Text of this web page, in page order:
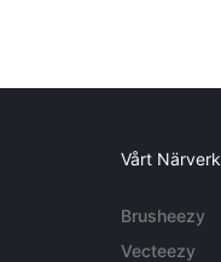
Vårt Närverk
Brusheezy
Vecteezy